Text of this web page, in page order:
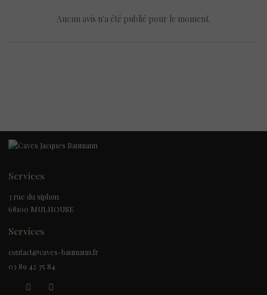
Aucun avis n'a été publié pour le moment.
Services
3 rue du siphon
68100 MULHOUSE
Services
contact@caves-baumann.fr
03 89 42 35 84